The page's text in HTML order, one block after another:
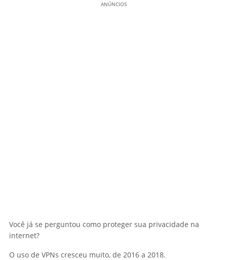
ANÚNCIOS
Você já se perguntou como proteger sua privacidade na
internet?
O uso de VPNs cresceu muito, de 2016 a 2018.